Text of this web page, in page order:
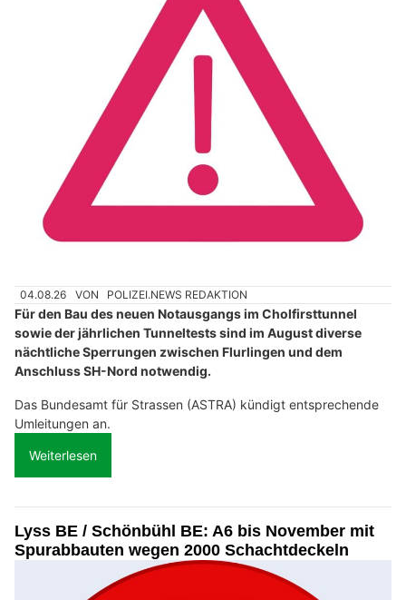
04.08.26 VON POLIZEI.NEWS REDAKTION
Für den Bau des neuen Notausgangs im Cholfirsttunnel
sowie der jährlichen Tunneltests sind im August diverse
nächtliche Sperrungen zwischen Flurlingen und dem
Anschluss SH-Nord notwendig.
Das Bundesamt für Strassen (ASTRA) kündigt entsprechende
Umleitungen an.
Weiterlesen
Lyss BE / Schönbühl BE: A6 bis November mit
Spurabbauten wegen 2000 Schachtdeckeln